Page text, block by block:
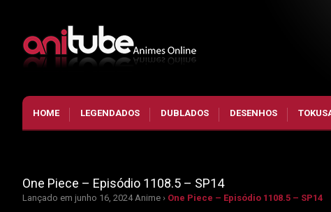
HOME LEGENDADOS DUBLADOS DESENHOS
One Piece – Episódio 1108.5 – SP14
Lançado em junho 16, 2024 Anime › One Piece – Episódio 1108.5 – SP14